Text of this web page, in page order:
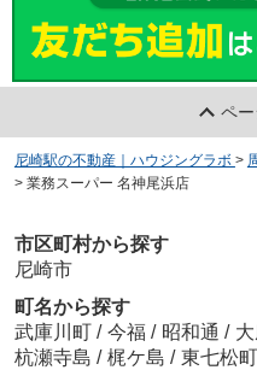
ペ
尼崎駅の不動産｜ハウジングラボ >
> 業務スーパー 名神尾浜店
市区町村から探す
尼崎市
町名から探す
武庫川町 / 今福 / 昭和通 /
杭瀬寺島 / 梶ケ島 / 東七松町